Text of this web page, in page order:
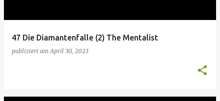
47 Die Diamantenfalle (2) The Mentalist
publiziert amApril 30, 2023